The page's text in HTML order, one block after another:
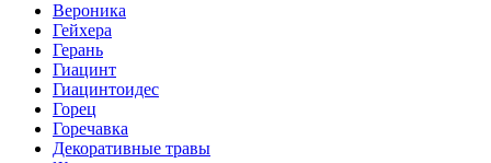
Вероника
Гейхера
Герань
Гиацинт
Гиацинтоидес
Горец
Горечавка
Декоративные травы